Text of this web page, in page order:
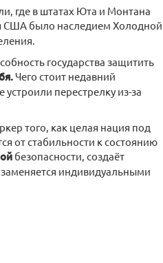
где в штатах Юта и Монтана
США было наследием Холодной
государства защитить
Чего стоит недавний
перестрелку из-за
того, как целая нация под
от стабильности к состоянию
безопасности, создаёт
заменяется индивидуальными